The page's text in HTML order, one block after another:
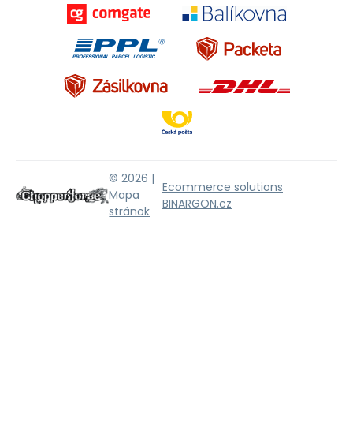
© 2026 |
Mapa
stránok
Ecommerce solutions
BINARGON.cz